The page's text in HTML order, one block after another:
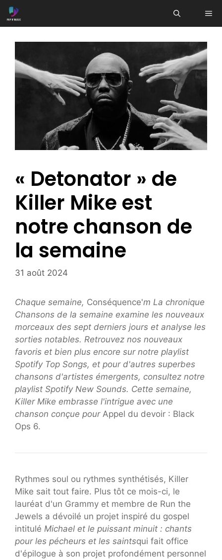
Aller
au
« Detonator » de
Killer Mike est
notre chanson de
la semaine
31 août 2024
Chaque semaine, Conséquence'm La chronique
Chansons de la semaine examine les nouveaux
morceaux des sept derniers jours et analyse les
sorties notables. Retrouvez nos nouveaux
favoris et bien plus encore sur notre playlist
Spotify Top Songs, et pour d'autres superbes
chansons d'artistes émergents, consultez notre
playlist Spotify New Sounds. Cette semaine,
Killer Mike embrasse l'intrigue avec une
chanson conçue pourAppel du devoir : Black
Ops 6.
Rythmes soul ou rythmes synthétisés, Killer
Mike sait tout faire. Plus tôt ce mois-ci, le
lauréat d'un Grammy et membre de Run the
Jewels a dévoilé un projet inspiré du gospel
intitulé Michael et le puissant minuit : chants
pour les pécheurs et les saintsqui fait office
d'épilogue à son projet profondément personnel